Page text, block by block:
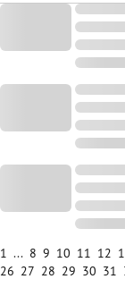
1 ... 8 9 10 11 12
26 27 28 29 30 31